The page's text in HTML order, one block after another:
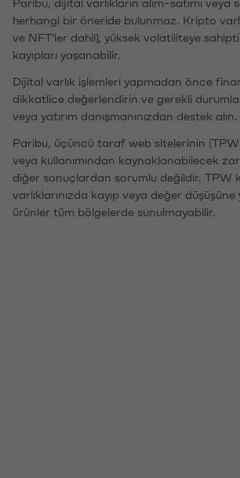
herhangi bir öneride bulunmaz. Kripto
ve NFT'ler dahil), yüksek volatiliteye
kayıpları yaşanabilir.
Dijital varlık işlemleri yapmadan önce
dikkatlice değerlendirin ve gerekli
veya yatırım danışmanınızdan destek alın.
Paribu, üçüncü taraf web sitelerinin
veya kullanımından kaynaklanabilecek
diğer sonuçlardan sorumlu değildir. TPW
varlıklarınızda kayıp veya değer
ürünler tüm bölgelerde sunulmayabilir.